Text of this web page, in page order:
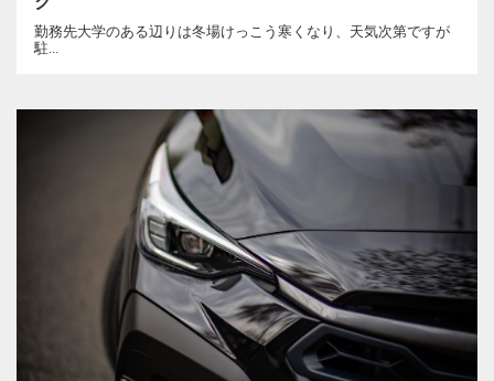
勤務先大学のある辺りは冬場けっこう寒くなり、天気次第ですが
駐...